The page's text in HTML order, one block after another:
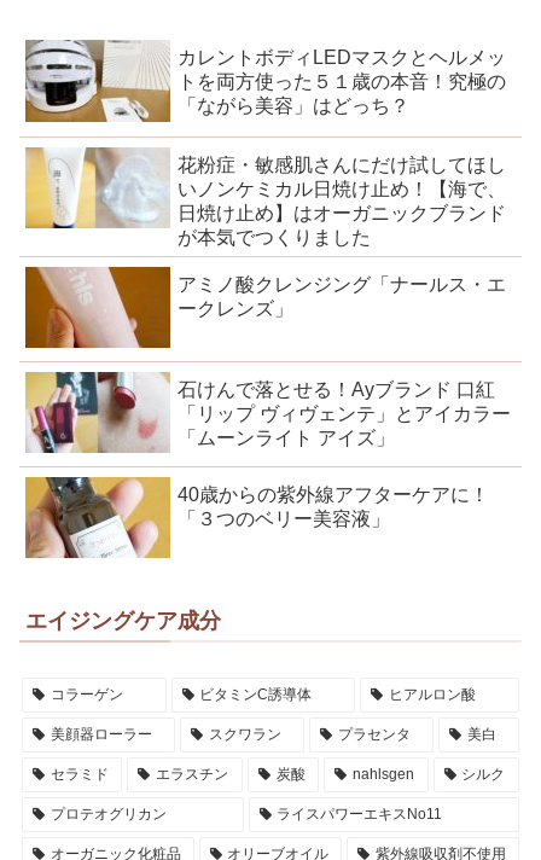
カレントボディLEDマスクとヘルメッ
トを両方使った５１歳の本音！究極の
「ながら美容」はどっち？
花粉症・敏感肌さんにだけ試してほし
いノンケミカル日焼け止め！【海で、
日焼け止め】はオーガニックブランド
が本気でつくりました
アミノ酸クレンジング「ナールス・エ
ークレンズ」
石けんで落とせる！Ayブランド 口紅
「リップ ヴィヴェンテ」とアイカラー
「ムーンライト アイズ」
40歳からの紫外線アフターケアに！
「３つのベリー美容液」
エイジングケア成分
コラーゲン ビタミンC誘導体 ヒアルロン酸
美顔器ローラー スクワラン プラセンタ 美白
セラミド エラスチン 炭酸 nahlsgen シルク
プロテオグリカン ライスパワーエキスNo11
オーガニック化粧品 オリーブオイル 紫外線吸収剤不使用